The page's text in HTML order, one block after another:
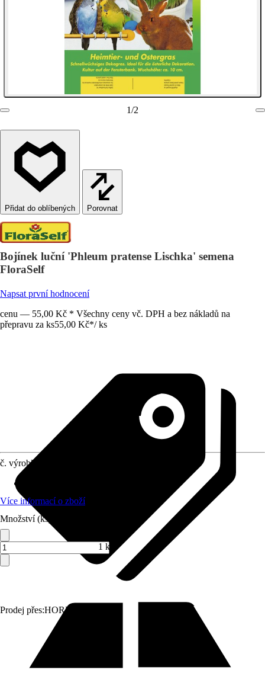
1/2
Porovnat
Bojínek luční 'Phleum pratense Lischka' semena
FloraSelf
Napsat první hodnocení
cenu — 55,00 Kč * Všechny ceny vč. DPH a bez nákladů na
přepravu za ks55,00 Kč*/ ks
Prodej přes:HORNBACH
č. výrobku
Více informací o zboží
Množství (ks)
1 ks